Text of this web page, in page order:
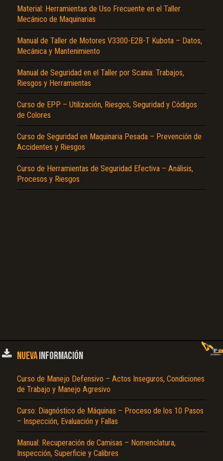
Material: Herramientas de Uso Frecuente en el Taller
Mecánico de Maquinarias
Manual de Taller de Motores V3300-E2B-T Kubota – Datos,
Mecánica y Mantenimiento
Manual de Seguridad en el Taller por Scania: Trabajos,
Riesgos y Herramientas
Curso de EPP – Utilización, Riesgos, Seguridad y Códigos
de Colores
Curso de Seguridad en Maquinaria Pesada – Prevención de
Accidentes y Riesgos
Curso de Herramientas de Seguridad Efectiva – Análisis,
Procesos y Riesgos
NUEVAINFORMACIÓN
Curso de Manejo Defensivo – Actos Inseguros, Condiciones
de Trabajo y Manejo Agresivo
Curso: Diagnóstico de Máquinas – Proceso de los 10 Pasos
– Inspección, Evaluación y Fallas
Manual: Recuperación de Camisas – Nomenclatura,
Inspección, Superficie y Calibres
No carga o no se visualiza el contenido.
Reportar otro tipo de error...